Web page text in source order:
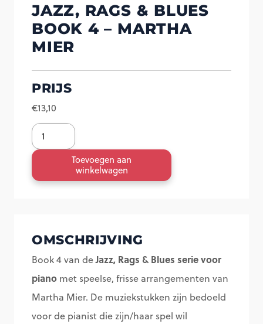
JAZZ, RAGS & BLUES
BOOK 4 – MARTHA
MIER
PRIJS
€13,10
Jazz,
Rags
Blues
-
Martha
Mier
aantal
Toevoegen aan
winkelwagen
OMSCHRIJVING
Book 4 van deJazz, Rags & Blues serie voor
piano met speelse, frisse arrangementen van
Martha Mier. De muziekstukken zijn bedoeld
voor de pianist die zijn/haar spel wil